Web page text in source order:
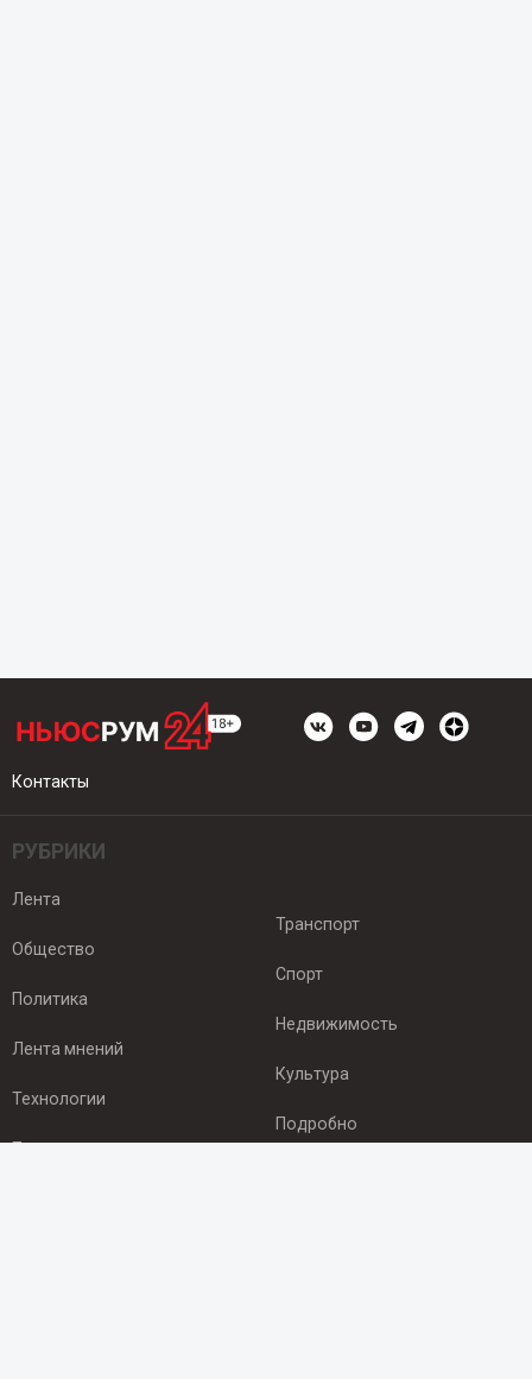
Контакты
РУБРИКИ
Лента
Общество
Политика
Лента мнений
Технологии
Происшествия
Транспорт
Спорт
Недвижимость
Культура
Подробно